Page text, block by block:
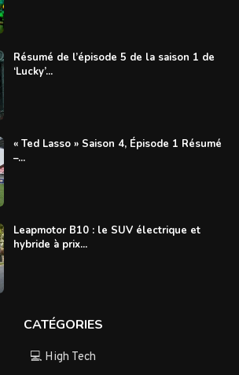
Résumé de l’épisode 5 de la saison 1 de
‘Lucky’...
« Ted Lasso » Saison 4, Épisode 1 Résumé
–...
Leapmotor B10 : le SUV électrique et
hybride à prix...
CATÉGORIES
💻 High Tech